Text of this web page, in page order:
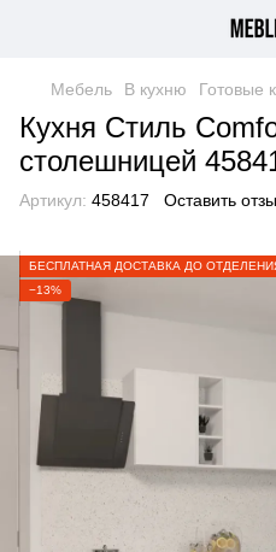
Мебель В кухню Готовые
Кухня Стиль
столешницей
Артикул: 458417 Оставить
БЕСПЛАТНАЯ ДОСТАВКА ДО
−13%